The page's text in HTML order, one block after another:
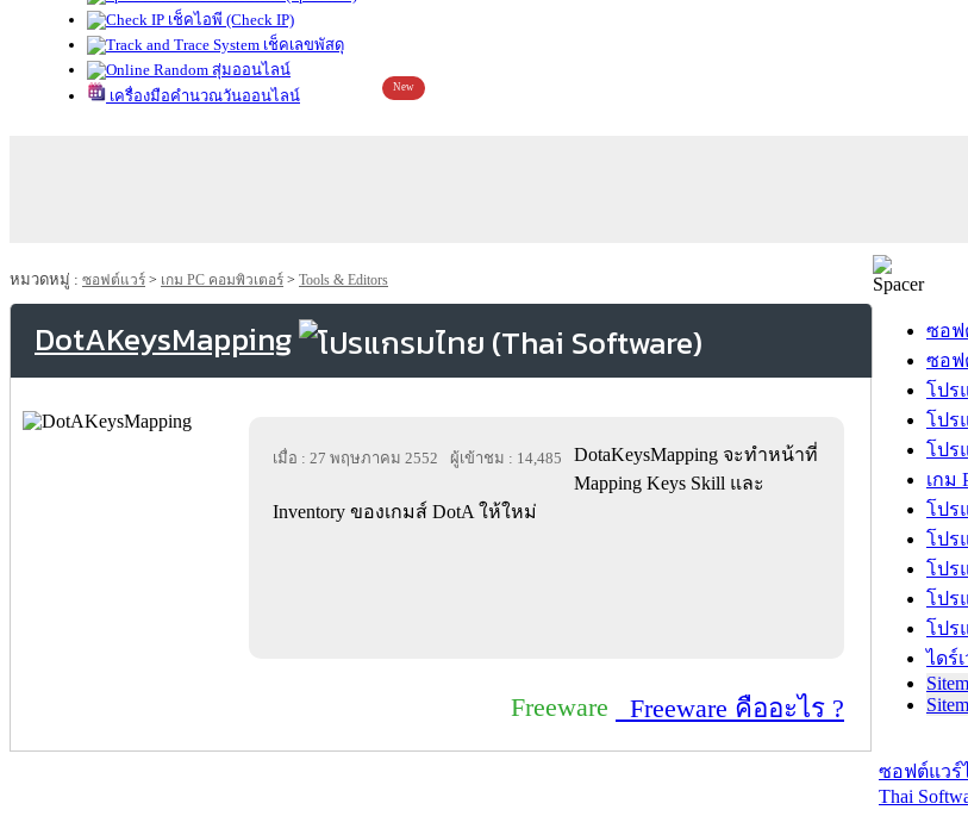
เช็คไอพี (Check IP)
เช็คเลขพัสดุ
สุ่มออนไลน์
เครื่องมือคำนวณวันออนไลน์
New
หมวดหมู่ : ซอฟต์แวร์ > เกม PC คอมพิวเตอร์ > Tools & Editors
DotAKeysMapping
เมื่อ : 27 พฤษภาคม 2552 ผู้เข้าชม : 14,485
DotaKeysMapping จะทำหน้าที่
Mapping Keys Skill และ
Inventory ของเกมส์ DotA ให้ใหม่
Freeware Freeware คืออะไร ?
ซอฟ
ซอฟ
โปร
โปร
โปร
เกม
โปร
โปร
โปร
โปร
โปร
ไดร์
ซอฟต์แวร์
Thai